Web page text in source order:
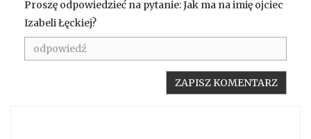
Proszę odpowiedzieć na pytanie: Jak ma na imię ojciec
Izabeli Łęckiej?